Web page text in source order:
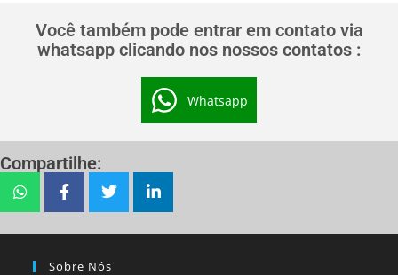
Você também pode entrar em contato via
whatsapp clicando nos nossos contatos :
Whatsapp
Compartilhe:
Sobre Nós